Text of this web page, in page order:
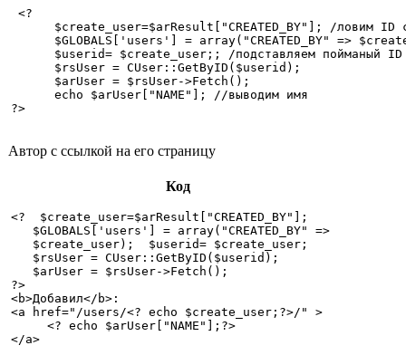
<?
$create_user=$arResult["CREATED_BY"]; /ловим ID
$GLOBALS['users'] = array("CREATED_BY" =>
$userid= $create_user;; /подставляем пойманый
$rsUser = CUser::GetByID($userid);
$arUser = $rsUser->Fetch();
echo $arUser["NAME"]; //выводим имя
?>
Автор с ссылкой на его страницу
Код
<?  $create_user=$arResult["CREATED_BY"];
$GLOBALS['users'] = array("CREATED_BY" =>
$create_user);  $userid= $create_user;
$rsUser = CUser::GetByID($userid);
$arUser = $rsUser->Fetch();
?>
<b>Добавил</b>:
<a href="/users/<? echo $create_user;?>/" >
<? echo $arUser["NAME"];?>